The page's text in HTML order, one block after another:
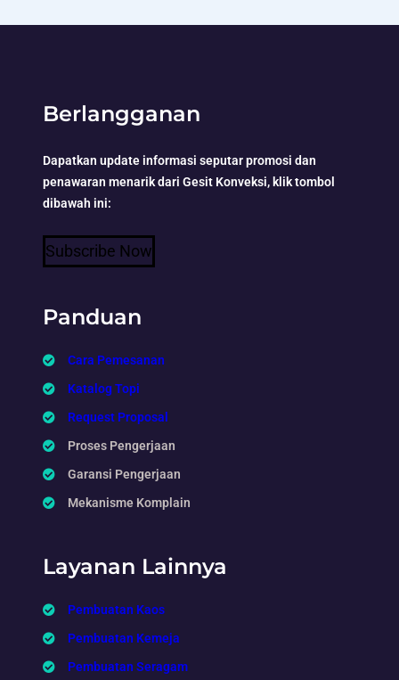
Berlangganan
Dapatkan update informasi seputar promosi dan
penawaran menarik dari Gesit Konveksi, klik tombol
dibawah ini:
Subscribe Now
Panduan
Cara Pemesanan
Katalog Topi
Request Proposal
Proses Pengerjaan
Garansi Pengerjaan
Mekanisme Komplain
Layanan Lainnya
Pembuatan Kaos
Pembuatan Kemeja
Pembuatan Seragam